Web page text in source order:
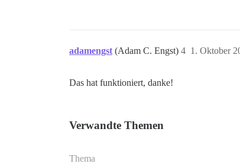
adamengst (Adam C. Engst) 1. Oktober
4
Das hat funktioniert, danke!
Verwandte Themen
Thema